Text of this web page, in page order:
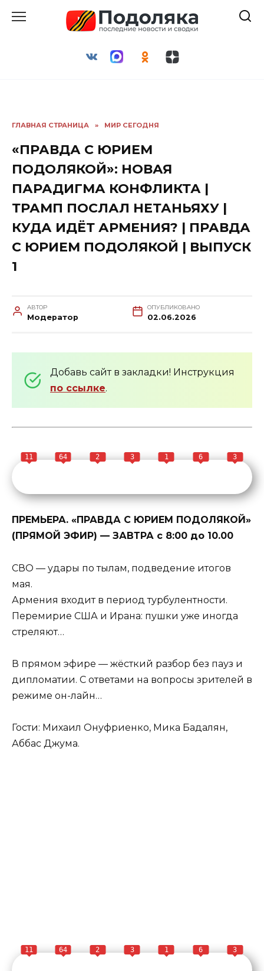
ГЛАВНАЯ СТРАНИЦА » МИР СЕГОДНЯ
«ПРАВДА С ЮРИЕМ
ПОДОЛЯКОЙ»: НОВАЯ
ПАРАДИГМА КОНФЛИКТА |
ТРАМП ПОСЛАЛ НЕТАНЬЯХУ |
КУДА ИДËТ АРМЕНИЯ? | ПРАВДА
С ЮРИЕМ ПОДОЛЯКОЙ | ВЫПУСК
1
АВТОР
Модератор
ОПУБЛИКОВАНО
02.06.2026
Добавь сайт в закладки! Инструкция
по ссылке.
11 64 2 3 1 6 3
ПРЕМЬЕРА. «ПРАВДА С ЮРИЕМ ПОДОЛЯКОЙ»
(ПРЯМОЙ ЭФИР) — ЗАВТРА с 8:00 до 10.00
СВО — удары по тылам, подведение итогов
мая.
Армения входит в период турбулентности.
Перемирие США и Ирана: пушки уже иногда
стреляют…
В прямом эфире — жёсткий разбор без пауз и
дипломатии. С ответами на вопросы зрителей в
режиме он-лайн…
Гости: Михаил Онуфриенко, Мика Бадалян,
Аббас Джума.
11 64 2 3 1 6 3